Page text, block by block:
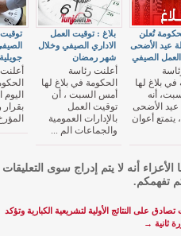
توقيت
جويلية
اليوم
بلاغ : توقيت العمل
الاداري الصيفي وخلال
شهر رمضان
أعلنت رئاسة
الحكومة في بلاغ لها
أمس السبت ، أن
توقيت العمل
بالإدارات العمومية
والجماعات الم ...
تُعلن
عيد الأضحى
الصيفي
في بلاغ لها
أنه
عيد الأضحى
يتمتع أعوان
الأعزاء أنه لا يتم إدراج سوى التعليقات
تفهمكم.
تصادق على النتائج الأولية لتشريعية الكبارية وتؤكد
ثانية →